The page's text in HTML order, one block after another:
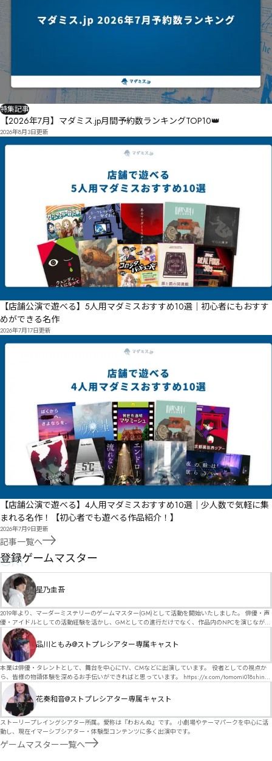
特集記事
【2026年7月】マダミス.jp月間予約数ランキングTOP10👑
2026年8月3日更新
【店舗公演で遊べる】5人用マダミスおすすめ10選｜初心者にもおすす
めができる名作
2026年7月17日更新
【店舗公演で遊べる】4人用マダミスおすすめ10選｜少人数で気軽に集
まれる名作！【初心者でも遊べる作品紹介！】
2026年7月9日更新
記事一覧へ
GM
登録ゲームマスター
星乃圭吾
2019年より、マーダーミステリーのゲームマスター(GM)として活動を開始いたしました。 俳優・声
優・アイドルとしての活動経験を活かし、GMとしての進行だけでなく、作品内のNPCを演じなが
ら、お客様に物語の世界へ入り込んでいただくような演出・サービスを得意としています。 自分自
身でも作品制作を行っているので、作家さんが作品に込めた想いや意図を大切にしながら、その作
品の魅力をお客様に届けられるような公演を心がけています。 参加してくださる皆様がどんなエン
ディングを迎えるのか、どんな物語が生まれるのかを想像しながら、公演を進めていく時間が本当
に大好きです！ 対応可能作品は、オフライン（対面）作品のみとなります。 得意分野をひとつ挙げ
るなら恋愛もの（恋愛要素を含むシナリオ）ですが、ファンタジー、デスゲーム、青春ものなど、
ジャンルを問わず幅広く対応可能です！お任せください！ 《所属団体・店舗》 ★ Lanbelysma -ラン
ビリズマ- (代表・制作・GM) ★ ストーリープレイングシアター (GM) ★ フィネガンズ ウェイク
(GM)
品川ともみ@ストプレシアター専属キャスト
本業は俳優・タレントとして、舞台を中心にTV、CMなどに出演しています。 役者としての視点か
ら、皆様の物語体験を深めるお手伝いができればと思っています。 https://x.com/tomomi018shin?
s=11 活動内容はSNSにて投稿しています。 SPT所属。 ストーリープレイングシアター「星詠みの
標」にてGMデビュー。 ボードゲーム×体感型演劇 イマーシブカフェ「コアクト」(不定期開催)出
演中。
花奏和音@ストプレシアター専属キャスト
ストーリープレイングシアター所属。愛称は『わおんぬ』です。 小劇場やテーマパークを中心に活
動し、現在イマーシブシアター・体験型コンテンツに多く出演中です。
ゲームマスター一覧へ